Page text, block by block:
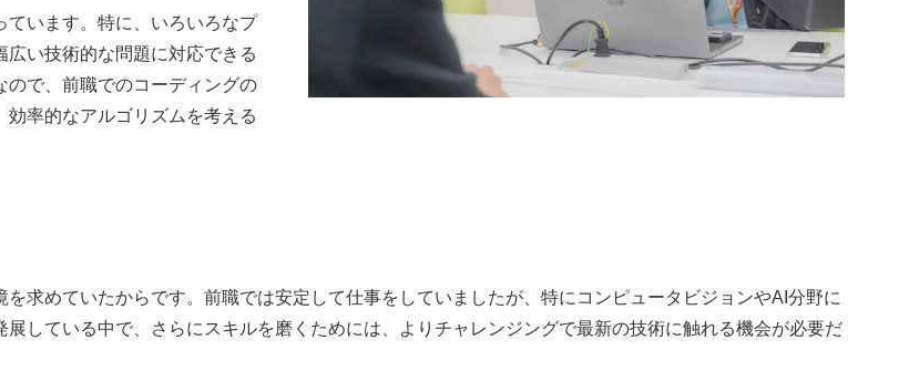
ています。特に、いろいろなプ
い技術的な問題に対応できる
ので、前職でのコーディングの
率的なアルゴリズムを考える
求めていたからです。前職では安定して仕事をしていましたが、特にコンピュータビジョンやAI分野に
している中で、さらにスキルを磨くためには、よりチャレンジングで最新の技術に触れる機会が必要だ